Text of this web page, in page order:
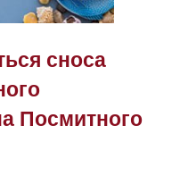
сноса
Посмитного